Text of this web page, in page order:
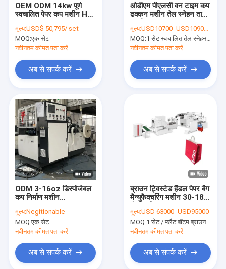
उत्पादों
हमारे बारे में
कारखाना भ्रमण
गुणवत्ता नियंत्रण
समाचार
OEM ODM 14kw पूर्ण
स्वचालित पेपर कप मशीन HS
मूल्य:USD$ 50,795/ set
MOQ:एक सेट
नवीनतम कीमत पता करें
अब से संपर्क करें
ओडीएम पीएलसी वन टाइम कप
ढक्कन मशीन तेल स्नेहन ताप
मूल्य:USD10700- USD10900 / set
MOQ:1 सेट स्वचालित तेल स्नेहन ताप एक बार कप ढक्कन मशीन बनाने;
नवीनतम कीमत पता करें
अब से संपर्क करें
ODM 3-16oz डिस्पोजेबल
कप निर्माण मशीन
मूल्य:Negitionable
MOQ:एक सेट
नवीनतम कीमत पता करें
अब से संपर्क करें
ब्राउन ट्विस्टेड हैंडल पेपर बैग
मैन्युफैक्चरिंग मशीन 30-180
मूल्य:USD 63000 -USD95000
MOQ:1 सेट / फ्लैट बॉटम ब्राउन कलर ट्विस्टेड हैंडल पेपर बैग मेकिंग मशीन
नवीनतम कीमत पता करें
अब से संपर्क करें